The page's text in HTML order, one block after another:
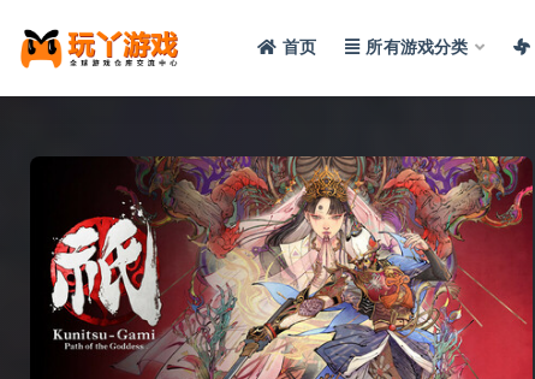
首页 所有游戏分类